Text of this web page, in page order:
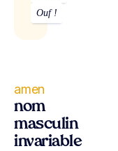
Ouf !
amen
nom
masculin
invariable